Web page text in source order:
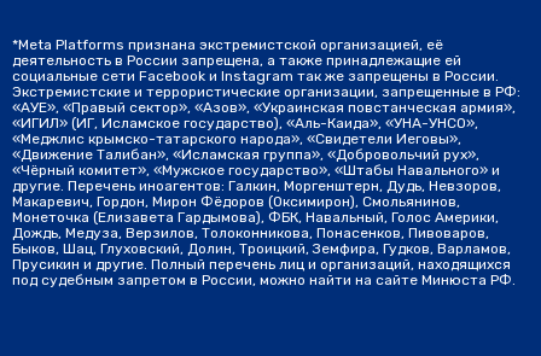
*Meta Platforms признана экстремистской организацией, её
деятельность в России запрещена, а также принадлежащие ей
социальные сети Facebook и Instagram так же запрещены в России.
Экстремистские и террористические организации, запрещенные в РФ:
«АУЕ», «Правый сектор», «Азов», «Украинская повстанческая армия»,
«ИГИЛ» (ИГ, Исламское государство), «Аль-Каида», «УНА-УНСО»,
«Меджлис крымско-татарского народа», «Свидетели Иеговы»,
«Движение Талибан», «Исламская группа», «Добровольчий рух»,
«Чёрный комитет», «Мужское государство», «Штабы Навального» и
другие. Перечень иноагентов: Галкин, Моргенштерн, Дудь, Невзоров,
Макаревич, Гордон, Мирон Фёдоров (Оксимирон), Смольянинов,
Монеточка (Елизавета Гардымова), ФБК, Навальный, Голос Америки,
Дождь, Медуза, Верзилов, Толоконникова, Понасенков, Пивоваров,
Быков, Шац, Глуховский, Долин, Троицкий, Земфира, Гудков, Варламов,
Прусикин и другие. Полный перечень лиц и организаций, находящихся
под судебным запретом в России, можно найти на сайте Минюста РФ.